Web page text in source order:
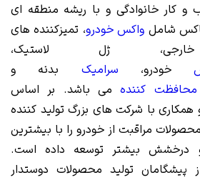
خانوادگی و با ریشه منطقه ای
شامل واکس خودرو، تمیزکننده های
ژل لاستیک،
خودرو، سرامیک بدنه و
محافظت کنندهمی باشد. بر اساس
با شرکت های بزرگ تولید کننده
مراقبت از خودرو را با بیشترین
و درخشش بیشتر توسعه داده است.
تولید محصولات دوستدار